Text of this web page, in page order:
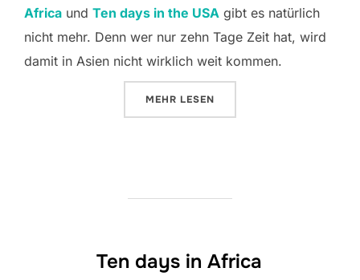
Africa und Ten days in the USA gibt es natürlich
nicht mehr. Denn wer nur zehn Tage Zeit hat, wird
damit in Asien nicht wirklich weit kommen.
MEHR ÜBER „TEN DAYS IN ASIA“
LESEN
Ten days in Africa